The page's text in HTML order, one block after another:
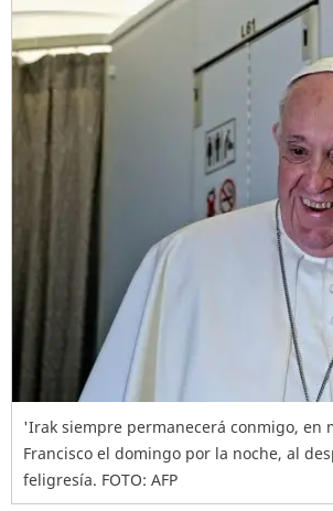
'Irak siempre permanecerá conmigo, en
Francisco el domingo por la noche, al
feligresía. FOTO: AFP